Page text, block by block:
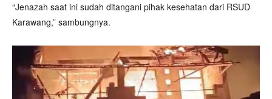
“Jenazah saat ini sudah ditangani pihak kesehatan dari RSUD
Karawang,” sambungnya.